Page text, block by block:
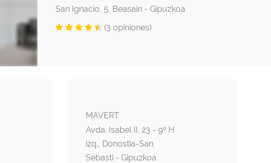
San Ignacio, 5, Beasain - Gipuzkoa
(3 opiniones)
MAVERT
Avda. Isabel II, 23 - 9º H
izq., Donostia-San
Sebasti - Gipuzkoa